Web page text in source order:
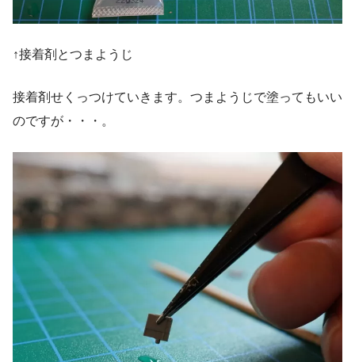
↑接着剤とつまようじ
接着剤せくっつけていきます。つまようじで塗ってもいい
のですが・・・。